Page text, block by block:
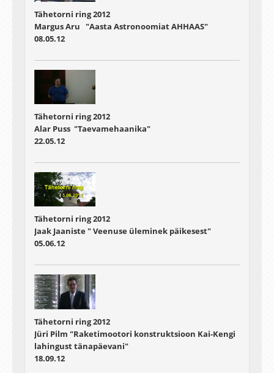
Tähetorni ring 2012
Margus Aru "Aasta Astronoomiat AHHAAS"
08.05.12
Tähetorni ring 2012
Alar Puss "Taevamehaanika"
22.05.12
Tähetorni ring 2012
Jaak Jaaniste " Veenuse üleminek päikesest"
05.06.12
Tähetorni ring 2012
Jüri Pilm "Raketimootori konstruktsioon Kai-Kengi
lahingust tänapäevani"
18.09.12